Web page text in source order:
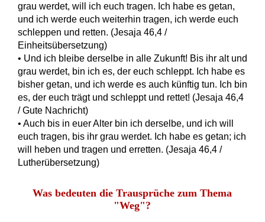
grau werdet, will ich euch tragen. Ich habe es getan,
und ich werde euch weiterhin tragen, ich werde euch
schleppen und retten. (Jesaja 46,4 /
Einheitsübersetzung)
• Und ich bleibe derselbe in alle Zukunft! Bis ihr alt und
grau werdet, bin ich es, der euch schleppt. Ich habe es
bisher getan, und ich werde es auch künftig tun. Ich bin
es, der euch trägt und schleppt und rettet! (Jesaja 46,4
/ Gute Nachricht)
• Auch bis in euer Alter bin ich derselbe, und ich will
euch tragen, bis ihr grau werdet. Ich habe es getan; ich
will heben und tragen und erretten. (Jesaja 46,4 /
Lutherübersetzung)
Was bedeuten die Trausprüche zum Thema
"Weg"?